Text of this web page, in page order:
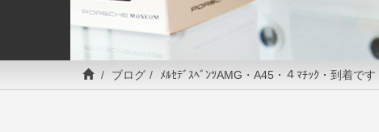
ブログ ﾒﾙｾﾃﾞｽﾍﾞﾝﾂAMG・A45・４ﾏﾁｯｸ・到着です